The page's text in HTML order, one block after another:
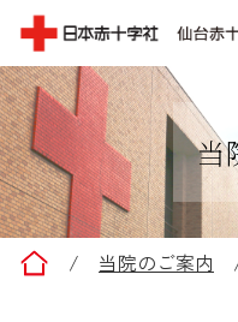
当
仙台赤十字病院
/ 当院のご案内